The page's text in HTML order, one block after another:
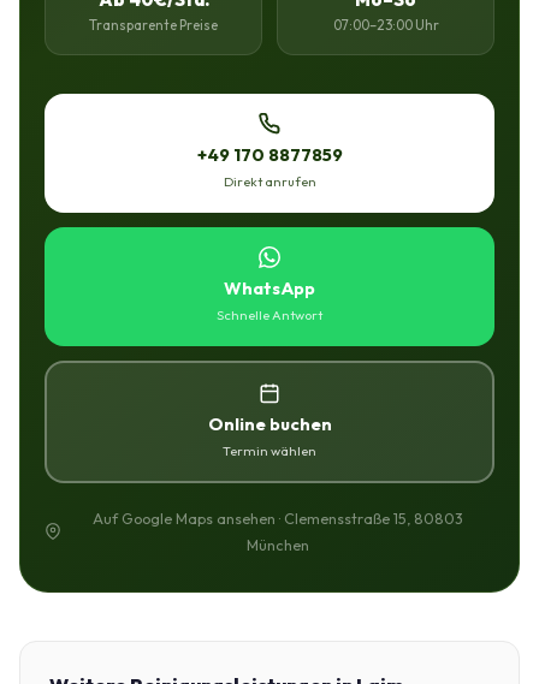
Transparente Preise 07:00–23:00 Uhr
+49 170 8877859
Direkt anrufen
WhatsApp
Schnelle Antwort
Online buchen
Termin wählen
Auf Google Maps ansehen · Clemensstraße 15, 80803
München